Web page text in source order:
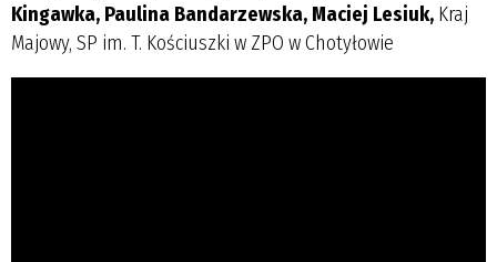
Kingawka, Paulina Bandarzewska, Maciej Lesiuk, Kraj
Majowy, SP im. T. Kościuszki w ZPO w Chotyłowie